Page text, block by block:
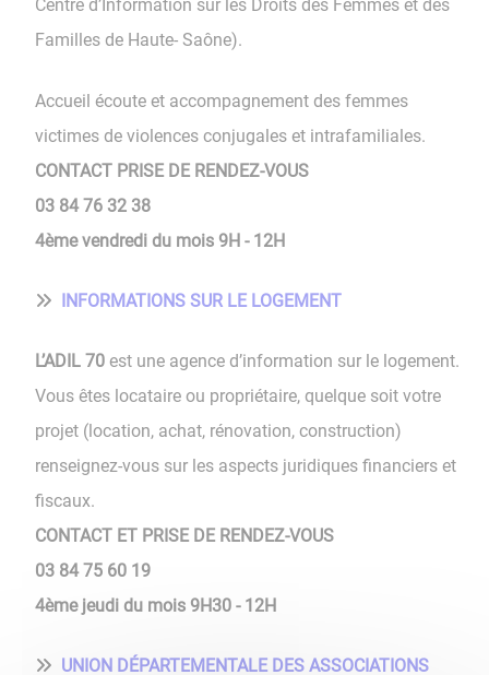
Centre d’Information sur les Droits des Femmes et des
Familles de Haute- Saône).
Accueil écoute et accompagnement des femmes
victimes de violences conjugales et intrafamiliales.
CONTACT PRISE DE RENDEZ-VOUS
03 84 76 32 38
4ème vendredi du mois 9H - 12H
INFORMATIONS SUR LE LOGEMENT
L’ADIL 70 est une agence d’information sur le logement.
Vous êtes locataire ou propriétaire, quelque soit votre
projet (location, achat, rénovation, construction)
renseignez-vous sur les aspects juridiques financiers et
fiscaux.
CONTACT ET PRISE DE RENDEZ-VOUS
03 84 75 60 19
4ème jeudi du mois 9H30 - 12H
UNION DÉPARTEMENTALE DES ASSOCIATIONS